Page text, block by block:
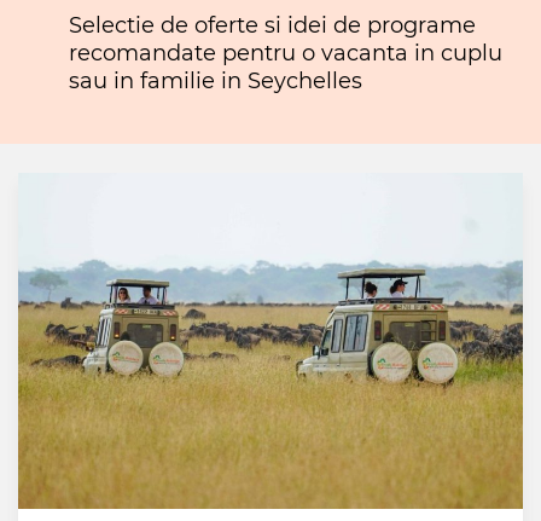
Selectie de oferte si idei de programe
recomandate pentru o vacanta in cuplu
sau in familie in Seychelles